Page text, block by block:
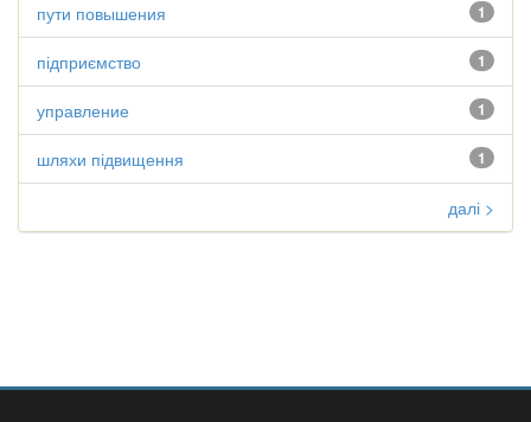
1
пути повышения
1
підприємство
1
управление
1
шляхи підвищення
далі >